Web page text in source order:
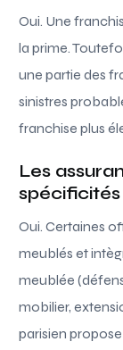
Oui. Une
la prime.
une partie des
sinistres
franchise plus
Les
spécificités
Oui. Certaines
meublés et
meublée
mobilier,
parisien